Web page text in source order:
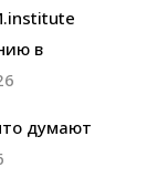
в
думают